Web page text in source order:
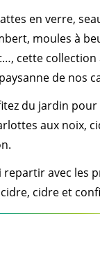
en verre,
moules à
cette collection
de nos
du jardin
aux noix,
repartir avec les
cidre et